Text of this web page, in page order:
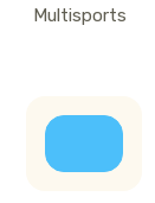
Multisports